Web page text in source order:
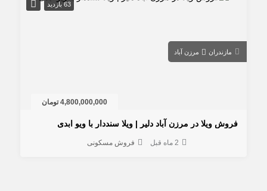
مرزن آباد
4,800,000,000 تومان
ویلا در مرزن آباد دلیر | ویلا سنددار با ویو ابدی
فروش مسکونی